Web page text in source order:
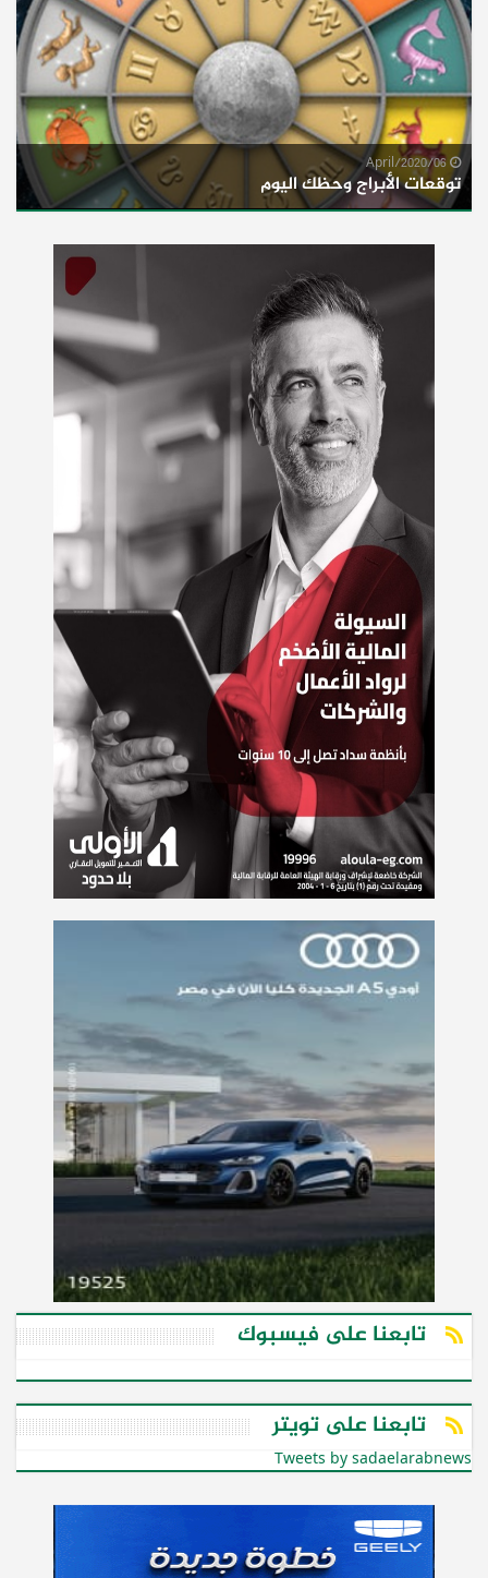
توقعات الأبراج وحظك اليوم
تابعنا على فيسبوك
تابعنا على تويتر
Tweets by sadaelarabnews